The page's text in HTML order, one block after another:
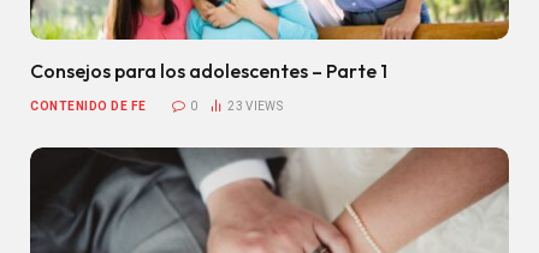
Consejos para los adolescentes – Parte 1
CONTENIDO DE FE 0 23VIEWS